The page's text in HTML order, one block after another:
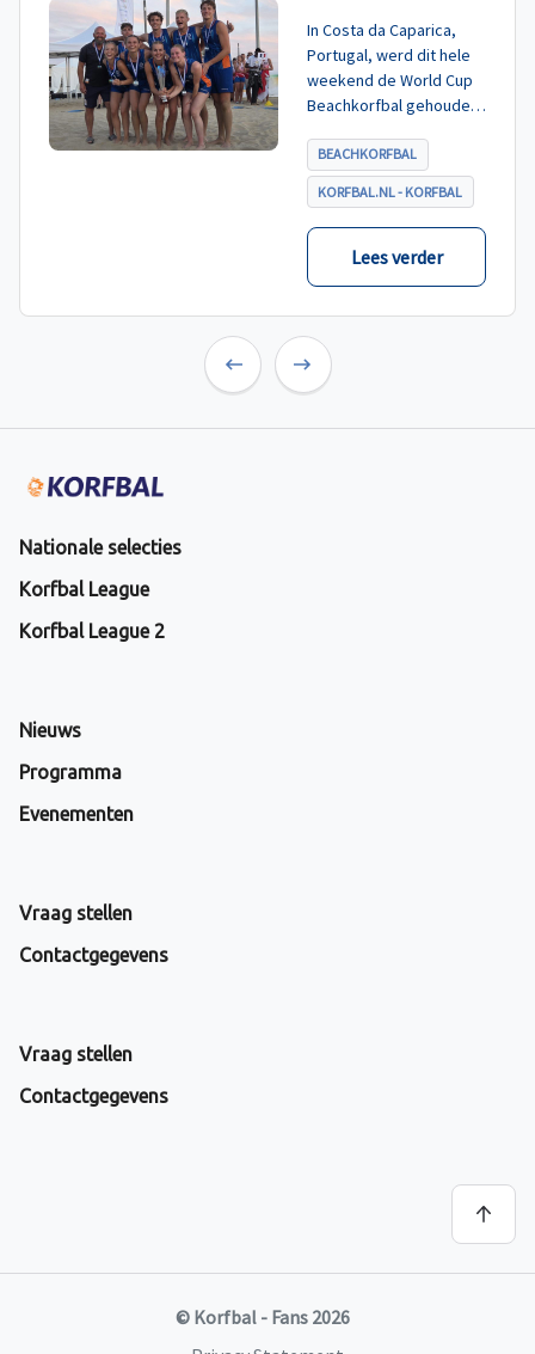
In Costa da Caparica,
Portugal, werd dit hele
weekend de World Cup
Beachkorfbal gehouden.
tegen België, die
eindigde in shoot-outs,
was het Nederland dat
er met het goud vandoor
BEACHKORFBAL
KORFBAL.NL - KORFBAL
Lees verder
Nationale selecties
Korfbal League
Korfbal League 2
Nieuws
Programma
Evenementen
Vraag stellen
Contactgegevens
Vraag stellen
Contactgegevens
© Korfbal - Fans 2026